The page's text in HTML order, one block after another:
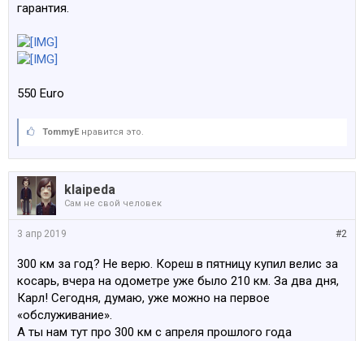
гарантия.
550 Euro
TommyEнравится это.
klaipeda
Сам не свой человек
#2
3 апр 2019
300 км за год? Не верю. Кореш в пятницу купил велис за
косарь, вчера на одометре уже было 210 км. За два дня,
Карл! Сегодня, думаю, уже можно на первое
«обслуживание».
А ты нам тут про 300 км с апреля прошлого года